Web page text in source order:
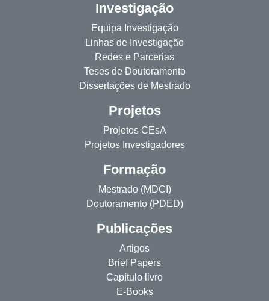
Investigação
Equipa Investigação
Linhas de Investigação
Redes e Parcerias
Teses de Doutoramento
Dissertações de Mestrado
Projetos
Projetos CEsA
Projetos Investigadores
Formação
Mestrado (MDCI)
Doutoramento (PDED)
Publicações
Artigos
Brief Papers
Capítulo livro
E-Books